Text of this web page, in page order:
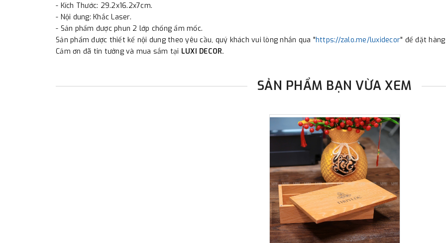
- Kích Thước: 29.2x16.2x7cm.
- Nội dung: Khắc Laser.
- Sản phẩm được phun 2 lớp chống ẩm mốc.
Sản phẩm được thiết kế nội dung theo yêu cầu, quý khách vui lòng nhắn qua "https://zalo.me/luxidecor" để đặt
Cảm ơn đã tin tưởng và mua sắm tại LUXI DECOR.
SẢN PHẨM BẠN VỪA XEM